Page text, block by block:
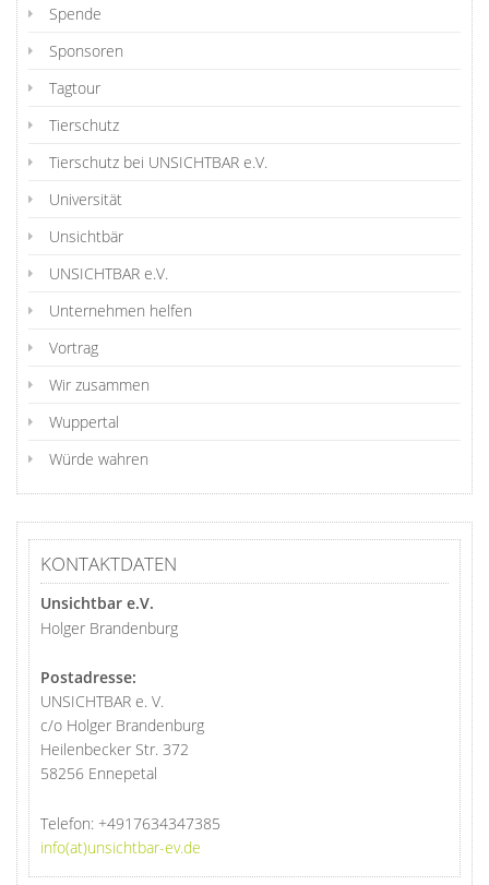
Spende
Sponsoren
Tagtour
Tierschutz
Tierschutz bei UNSICHTBAR e.V.
Universität
Unsichtbär
UNSICHTBAR e.V.
Unternehmen helfen
Vortrag
Wir zusammen
Wuppertal
Würde wahren
KONTAKTDATEN
Unsichtbar e.V.
Holger Brandenburg
Postadresse:
UNSICHTBAR e. V.
c/o Holger Brandenburg
Heilenbecker Str. 372
58256 Ennepetal
Telefon: +4917634347385
info(at)unsichtbar-ev.de